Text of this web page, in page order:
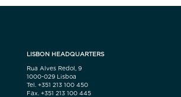
LISBON HEADQUARTERS
Rua Alves Redol, 9
1000-029 Lisboa
Tel. +351 213 100 450
Fax. +351 213 100 445